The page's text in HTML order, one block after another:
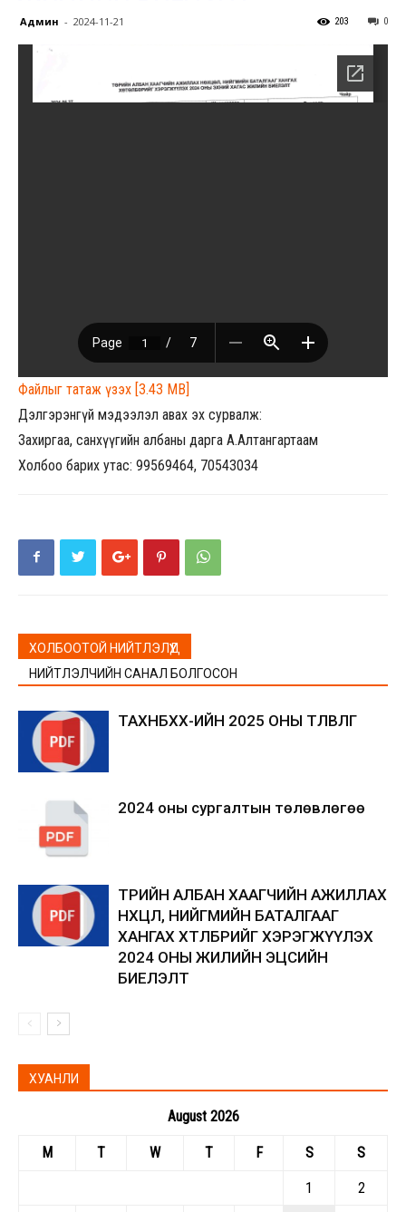
Админ - 2024-11-21 0
203
Файлыг татаж үзэх [3.43 MB]
Дэлгэрэнгүй мэдээлэл авах эх сурвалж:
Захиргаа, санхүүгийн албаны дарга А.Алтангартаам
Холбоо барих утас: 99569464, 70543034
ХОЛБООТОЙ НИЙТЛЭЛҮҮД
НИЙТЛЭЛЧИЙН САНАЛ БОЛГОСОН
ТАХНБХХ-ИЙН 2025 ОНЫ ТӨЛӨВЛӨГӨӨ
2024 оны сургалтын төлөвлөгөө
ТӨРИЙН АЛБАН ХААГЧИЙН АЖИЛЛАХ
НӨХЦӨЛ, НИЙГМИЙН БАТАЛГААГ
ХАНГАХ ХӨТӨЛБӨРИЙГ ХЭРЭГЖҮҮЛЭХ
2024 ОНЫ ЖИЛИЙН ЭЦСИЙН
БИЕЛЭЛТ
ХУАНЛИ
August 2026
M T W T F S S
1
2